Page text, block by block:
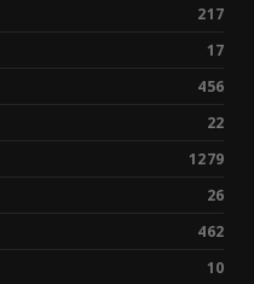
217
17
456
22
1279
26
462
10